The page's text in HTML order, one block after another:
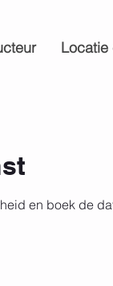
Locatie
en boek de